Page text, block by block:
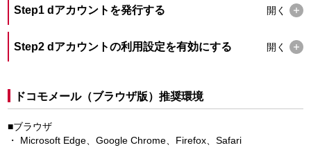
Step1 dアカウントを発行する 開く
Step2 dアカウントの利用設定を有効にする 開く
ドコモメール（ブラウザ版）推奨環境
■ブラウザ
Microsoft Edge、Google Chrome、Firefox、Safari